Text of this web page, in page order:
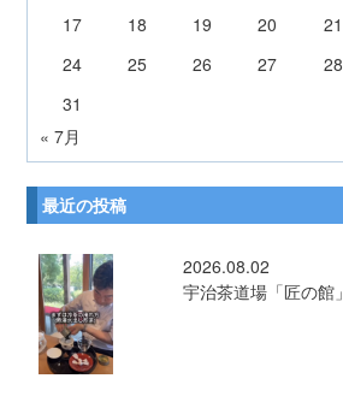
17
18 19 20 21
24
25 26 27 28
31
« 7月
最近の投稿
2026.08.02
宇治茶道場「匠の館」